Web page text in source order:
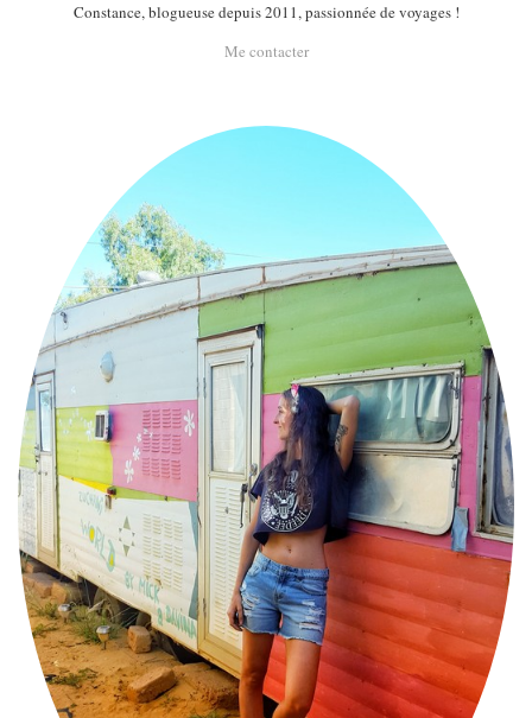
Constance, blogueuse depuis 2011, passionnée de voyages !
Me contacter